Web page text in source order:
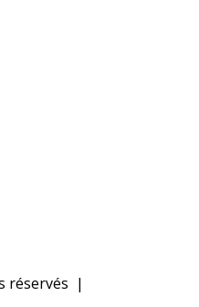
réservés |